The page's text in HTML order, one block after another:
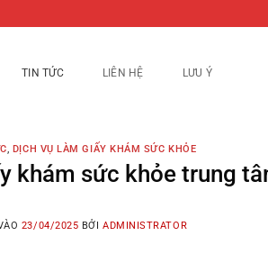
TIN TỨC LIÊN HỆ LƯU Ý
, DỊCH VỤ LÀM GIẤY KHÁM SỨC KHỎE
khám sức khỏe trung
23/04/2025 BỞIADMINISTRATOR